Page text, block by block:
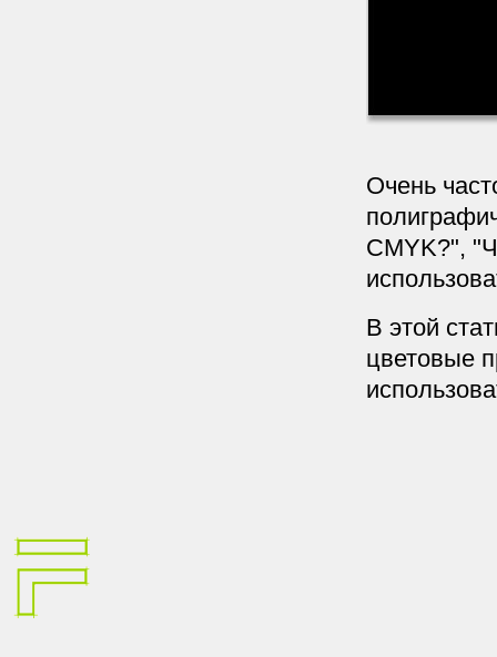
Очень
CMYK?",
В этой
цветовые